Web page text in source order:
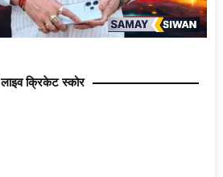
लाइव क्रिकेट स्कोर